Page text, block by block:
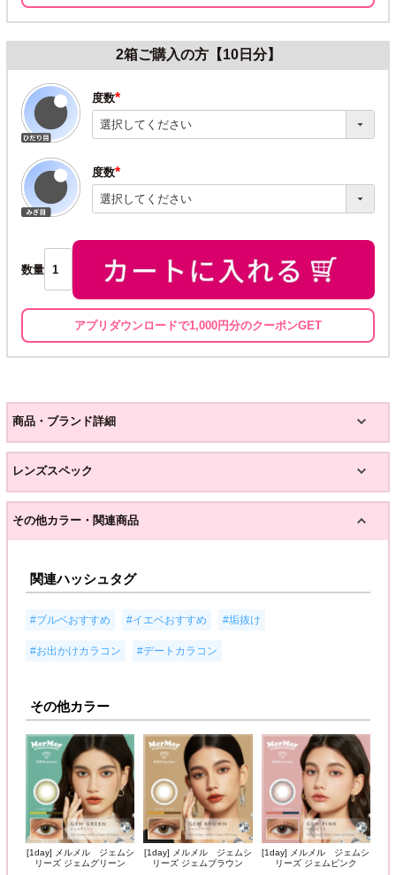
2箱ご購入の方【10日分】
度数
(必
須)
度数
(必
須)
数量
アプリダウンロードで1,000円分のクーポンGET
商品・ブランド詳細
レンズスペック
その他カラー・関連商品
関連ハッシュタグ
#ブルベおすすめ #イエベおすすめ #垢抜け
#お出かけカラコン #デートカラコン
その他カラー
[1day] メルメル ジェムシ
リーズ ジェムグリーン
[1day] メルメル ジェムシ
リーズ ジェムブラウン
[1day] メルメル ジェムシ
リーズ ジェムピンク